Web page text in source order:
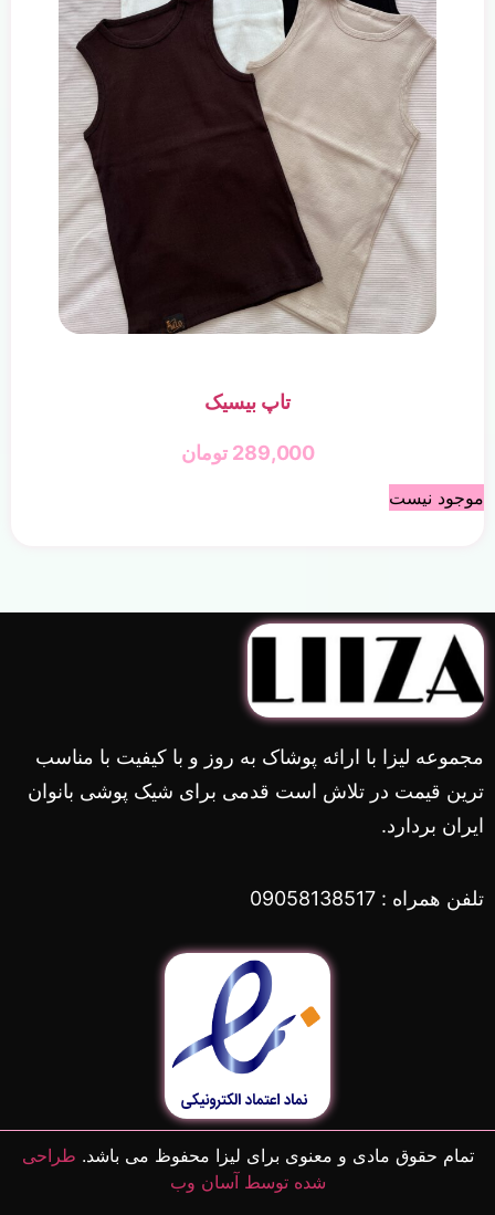
تاپ بیسیک
289,000 تومان
موجود نیست
مجموعه لیزا با ارائه پوشاک به روز و با کیفیت با مناسب
ترین قیمت در تلاش است قدمی برای شیک پوشی بانوان
ایران بردارد.
تلفن همراه : 09058138517
تمام حقوق مادی و معنوی برای لیزا محفوظ می باشد. طراحی
شده توسط آسان وب